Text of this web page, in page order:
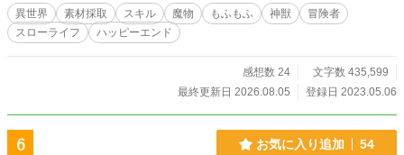
も手に入れられるようになり、冒険者として、さらに錬金術
師としても頭角を表していく。 また、エリクのスキルを気に
入った存在が仲間になり――。
異世界 素材採取 スキル 魔物 もふもふ 神獣
冒険者
スローライフ
ハッピーエンド
感想数 24
文字数 435,599
最終更新日 2026.08.05
登録日 2023.05.06
6 お気に入り追加 54